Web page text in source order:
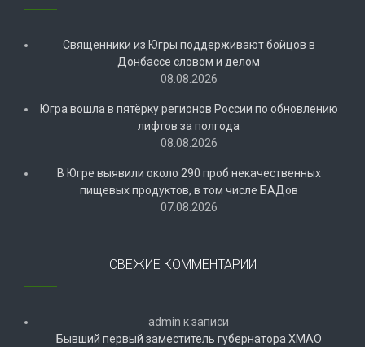
Священники из Югры поддерживают бойцов в
Донбассе словом и делом
08.08.2026
Югра вошла в пятёрку регионов России по обновлению
лифтов за полгода
08.08.2026
В Югре выявили около 290 проб некачественных
пищевых продуктов, в том числе БАДов
07.08.2026
СВЕЖИЕ КОММЕНТАРИИ
admin к записи
Бывший первый заместитель губернатора ХМАО